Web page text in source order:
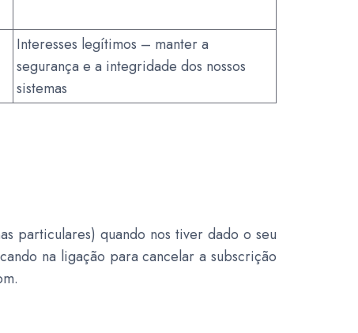
Interesses legítimos – manter a
segurança e a integridade dos nossos
sistemas
particulares) quando nos tiver dado o seu
na ligação para cancelar a subscrição
.